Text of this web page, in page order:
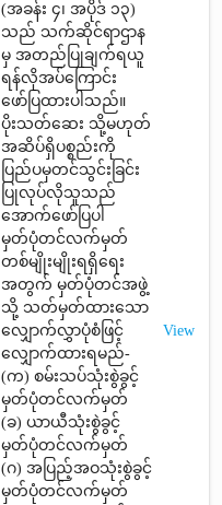
(အခန်း ၄၊ အပိုဒ် ၁၃)
သည် သက်ဆိုင်ရာဌာန
မှ အတည်ပြုချက်ရယူ
ရန်လိုအပ်ကြောင်း
ဖော်ပြထားပါသည်။
ပိုးသတ်ဆေး သို့မဟုတ်
အဆိပ်ရှိပစ္စည်းကို
ပြည်ပမှတင်သွင်းခြင်း
ပြုလုပ်လိုသူသည်
အောက်ဖော်ပြပါ
မှတ်ပုံတင်လက်မှတ်
တစ်မျိုးမျိုးရရှိရေး
အတွက် မှတ်ပုံတင်အဖွဲ့
သို့ သတ်မှတ်ထားသော
လျှောက်လွှာပုံစံဖြင့်
လျှောက်ထားရမည်-
(က) စမ်းသပ်သုံးစွဲခွင့်
မှတ်ပုံတင်လက်မှတ်
(ခ) ယာယီသုံးစွဲခွင့်
မှတ်ပုံတင်လက်မှတ်
(ဂ) အပြည့်အဝသုံးစွဲခွင့်
မှတ်ပုံတင်လက်မှတ်
View